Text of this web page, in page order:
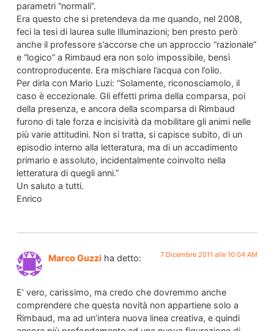
parametri “normali”.
Era questo che si pretendeva da me quando, nel 2008,
feci la tesi di laurea sulle Illuminazioni; ben presto però
anche il professore s’accorse che un approccio “razionale”
e “logico” a Rimbaud era non solo impossibile, bensì
controproducente. Era mischiare l’acqua con l’olio.
Per dirla con Mario Luzi: “Solamente, riconosciamolo, il
caso è eccezionale. Gli effetti prima della comparsa, poi
della presenza, e ancora della scomparsa di Rimbaud
furono di tale forza e incisività da mobilitare gli animi nelle
più varie attitudini. Non si tratta, si capisce subito, di un
episodio interno alla letteratura, ma di un accadimento
primario e assoluto, incidentalmente coinvolto nella
letteratura di quegli anni.”
Un saluto a tutti.
Enrico
Marco Guzzi ha detto: 7 Dicembre 2011 alle 10:04 AM
E’ vero, carissimo, ma credo che dovremmo anche
comprendere che questa novità non appartiene solo a
Rimbaud, ma ad un’intera nuova linea creativa, e quindi